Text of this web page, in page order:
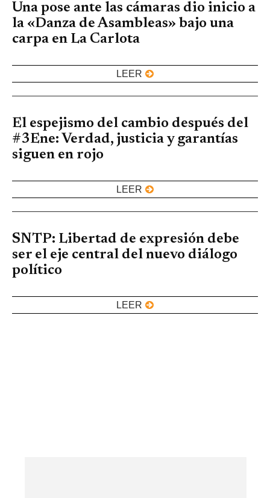
Una pose ante las cámaras dio inicio a
la «Danza de Asambleas» bajo una
carpa en La Carlota
LEER
El espejismo del cambio después del
#3Ene: Verdad, justicia y garantías
siguen en rojo
LEER
SNTP: Libertad de expresión debe
ser el eje central del nuevo diálogo
político
LEER